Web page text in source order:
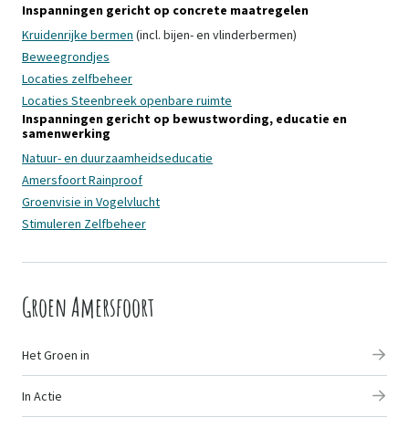
Inspanningen gericht op concrete maatregelen
Kruidenrijke bermen (incl. bijen- en vlinderbermen)
Beweegrondjes
Locaties zelfbeheer
Locaties Steenbreek openbare ruimte
Inspanningen gericht op bewustwording, educatie en
samenwerking
Natuur- en duurzaamheidseducatie
Amersfoort Rainproof
Groenvisie in Vogelvlucht
Stimuleren Zelfbeheer
Groen Amersfoort
Het Groen in
In Actie